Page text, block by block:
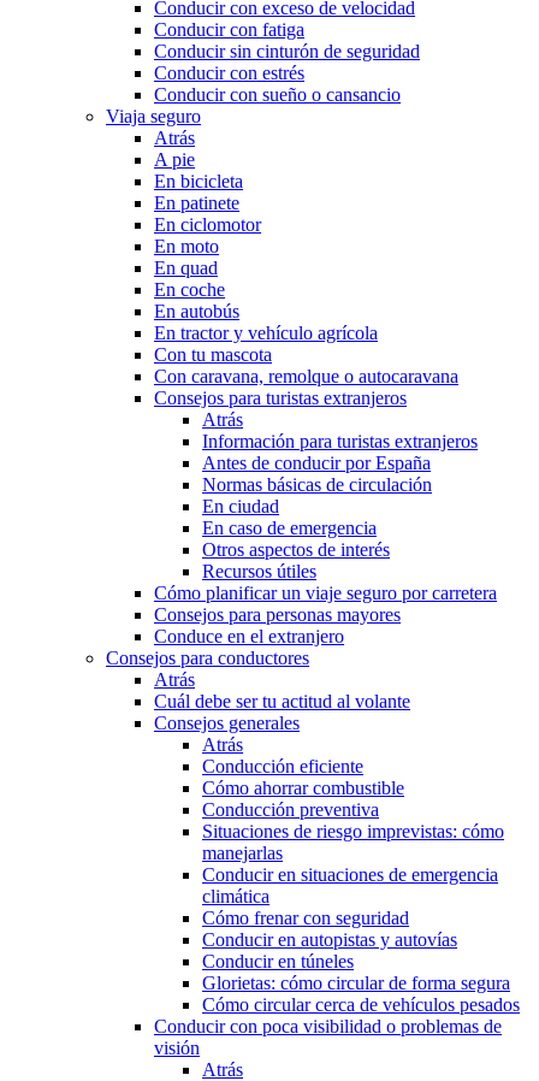
Conducir con exceso de velocidad
Conducir con fatiga
Conducir sin cinturón de seguridad
Conducir con estrés
Conducir con sueño o cansancio
Viaja seguro
Atrás
A pie
En bicicleta
En patinete
En ciclomotor
En moto
En quad
En coche
En autobús
En tractor y vehículo agrícola
Con tu mascota
Con caravana, remolque o autocaravana
Consejos para turistas extranjeros
Atrás
Información para turistas extranjeros
Antes de conducir por España
Normas básicas de circulación
En ciudad
En caso de emergencia
Otros aspectos de interés
Recursos útiles
Cómo planificar un viaje seguro por carretera
Consejos para personas mayores
Conduce en el extranjero
Consejos para conductores
Atrás
Cuál debe ser tu actitud al volante
Consejos generales
Atrás
Conducción eficiente
Cómo ahorrar combustible
Conducción preventiva
Situaciones de riesgo imprevistas: cómo
manejarlas
Conducir en situaciones de emergencia
climática
Cómo frenar con seguridad
Conducir en autopistas y autovías
Conducir en túneles
Glorietas: cómo circular de forma segura
Cómo circular cerca de vehículos pesados
Conducir con poca visibilidad o problemas de
visión
Atrás